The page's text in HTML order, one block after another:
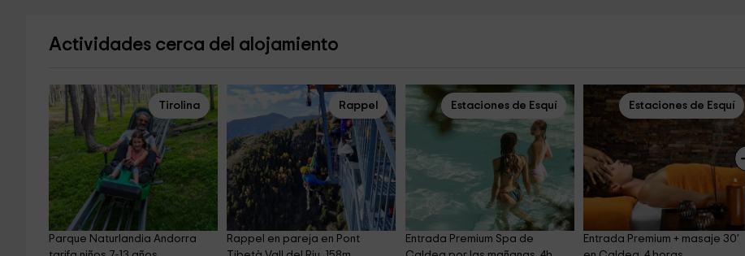
Actividades cerca del alojamiento
Tirolina
Parque Naturlandia Andorra
Rappel
Rappel en pareja en Pont
Estaciones de Esquí
Entrada Premium Spa de
Estaciones de Esquí
Entrada Premium + masaje 30'